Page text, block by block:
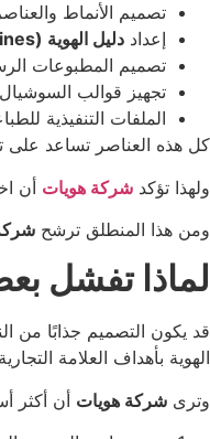
تصميم الأنماط
إعداد دليل الهوية (Brand Guidelines)
تصميم المطبوعات
تجهيز قوالب السوشيال
الملفات التنفيذية
كل هذه العناصر تساعد على
ولهذا تؤكد شركة هويات أن
ومن هذا المنطلق ترشح
لماذا تفشل
قد يكون التصميم جذابًا من
الهوية بأهداف العلامة
وترى شركة هويات أن أكثر